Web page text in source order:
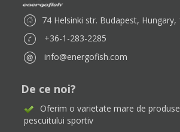
74 Helsinki str. Budapest, Hungary,
+36-1-283-2285
info@energofish.com
De ce noi?
Oferim o varietate mare de
pescuitului sportiv